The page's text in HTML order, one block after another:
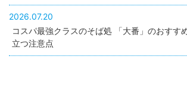
2026.07.20
コスパ最強クラスのそば処 「大番」のおすす
立つ注意点